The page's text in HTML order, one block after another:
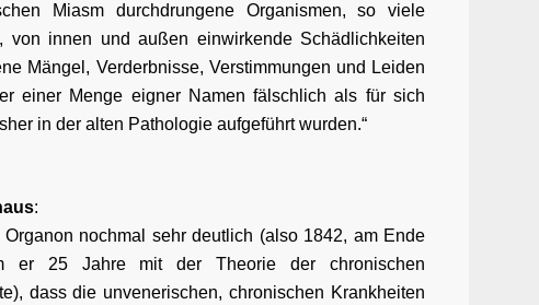
Miasm durchdrungene Organismen, so viele
von innen und außen einwirkende Schädlichkeiten
Mängel, Verderbnisse, Verstimmungen und Leiden
einer Menge eigner Namen fälschlich als für sich
in der alten Pathologie aufgeführt wurden.“
:
nochmal sehr deutlich (also 1842, am Ende
er 25 Jahre mit der Theorie der chronischen
dass die unvenerischen, chronischen Krankheiten